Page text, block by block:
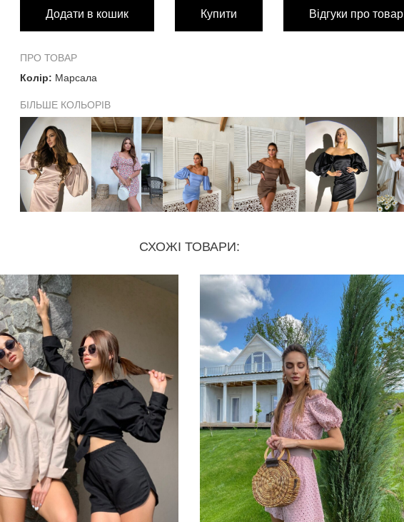
Довжина виробу по боковому шву від пройми рукава 60 см
Обхват стегон до 90 см
Додати в кошик Купити Відгуки про товар
ПРО ТОВАР
Колір: Марсала
БІЛЬШЕ КОЛЬОРІВ
СХОЖІ ТОВАРИ: